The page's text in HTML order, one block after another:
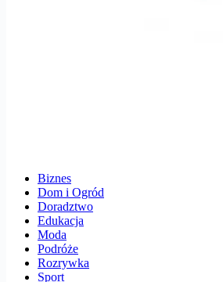
Biznes
Dom i Ogród
Doradztwo
Edukacja
Moda
Podróże
Rozrywka
Sport